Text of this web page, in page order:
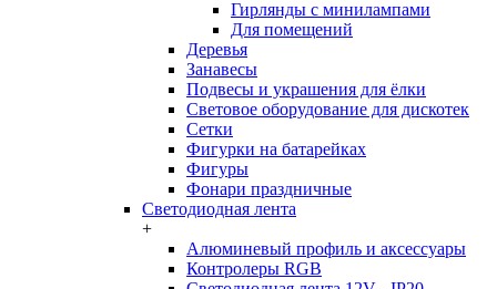
Гирлянды с минилампами
Для помещений
Деревья
Занавесы
Подвесы и украшения для ёлки
Световое оборудование для дискотек
Сетки
Фигурки на батарейках
Фигуры
Фонари праздничные
Светодиодная лента
+
Алюминевый профиль и аксессуары
Контролеры RGB